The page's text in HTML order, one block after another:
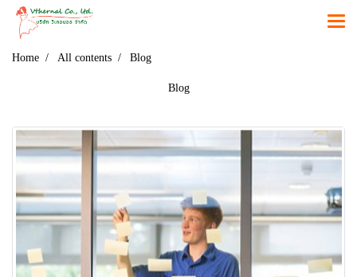
Home All contents Blog
Blog